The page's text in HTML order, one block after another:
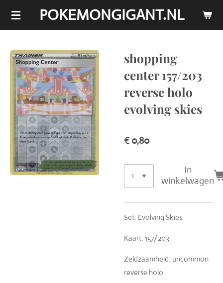
Ga
de
hoofdinhoud
POKEMONGIGANT.NL
shopping
center 157/203
reverse holo
evolving skies
€ 0,80
In
winkelwagen
Set: Evolving Skies
Kaart: 157/203
Zeldzaamheid: uncommon
reverse holo